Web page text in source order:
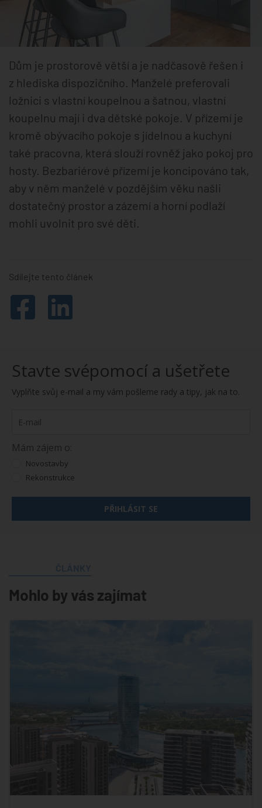
Dům je prostorově větší a je nadčasově řešen i
z hlediska dispozičního. Manželé preferovali
ložnici s vlastní koupelnou a šatnou, vlastní
koupelnu mají i dva dětské pokoje. V přízemí je
kromě obývacího pokoje s jídelnou a kuchyní
také pracovna, která slouží rovněž jako pokoj pro
hosty. Bezbariérové přízemí je koncipováno tak,
aby v něm manželé v pozdějším věku našli
dostatečný prostor a zázemí a horní podlaží
mohli uvolnit pro své děti.
Sdílejte tento článek
Stavte svépomocí a ušetřete
Vyplňte svůj e-mail a my vám pošleme rady a tipy, jak na to.
Mám zájem o:
Novostavby
Rekonstrukce
PŘIHLÁSIT SE
Mohlo by vás zajímat